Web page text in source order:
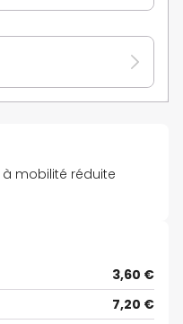
mobilité réduite
3,60 €
7,20 €